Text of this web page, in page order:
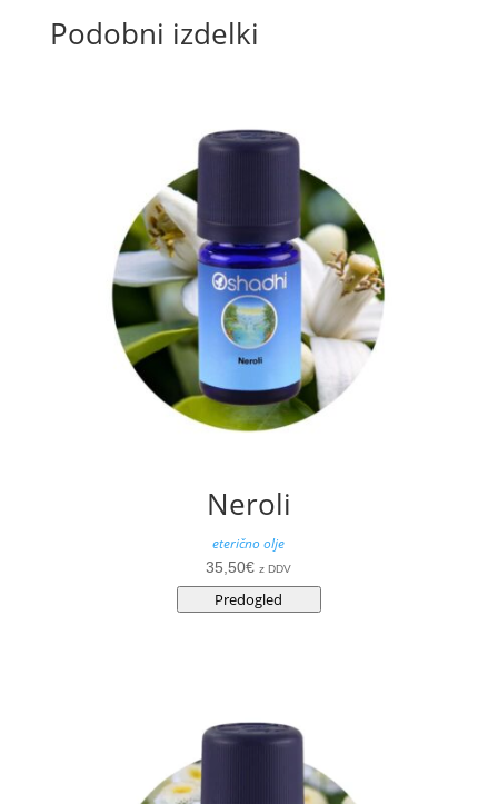
Podobni izdelki
Neroli
eterično olje
35,50€ z DDV
Predogled